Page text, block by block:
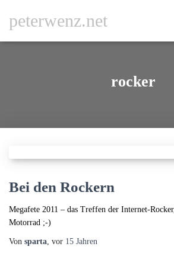
peterwenz.net
rocker
Bei den Rockern
Megafete 2011 – das Treffen der Internet-
Motorrad ;-)
Von sparta, vor 15 Jahren